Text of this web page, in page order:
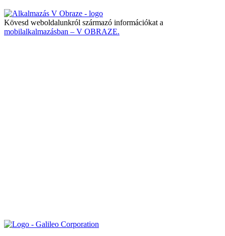
Kövesd weboldalunkról származó információkat a
mobilalkalmazásban – V OBRAZE.